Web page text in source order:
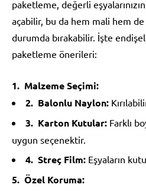
paketleme, değerli
açabilir, bu da hem mali hem
durumda bırakabilir. İşte
paketleme önerileri:
Malzeme Seçimi:
Balonlu Naylon:
Karton Kutular: Farklı
uygun seçenektir.
Streç Film: Eşyaların
Özel Koruma: